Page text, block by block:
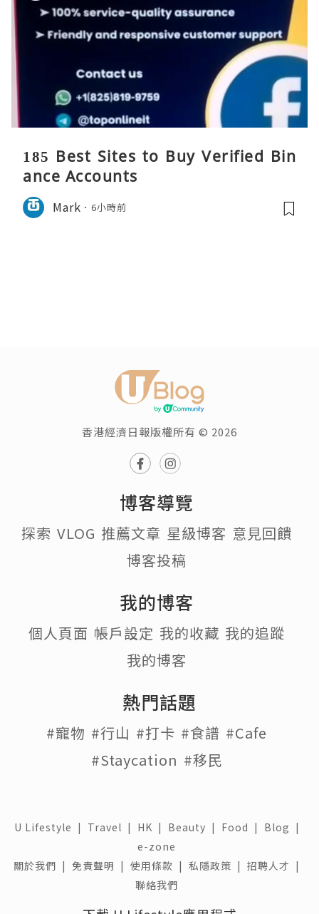
185 Best Sites to Buy Verified Bin
ance Accounts
Mark 6小時前
香港經濟日報版權所有 © 2026
博客導覽
探索 VLOG 推薦文章 星級博客 意見回饋
博客投稿
我的博客
個人頁面 帳戶設定 我的收藏 我的追蹤
我的博客
熱門話題
#寵物 #行山 #打卡 #食譜 #Cafe
#Staycation #移民
U Lifestyle | Travel | HK | Beauty | Food | Blog |
e-zone
關於我們 | 免責聲明 | 使用條款 | 私隱政策 | 招聘人才 |
聯絡我們